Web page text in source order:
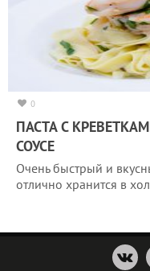
0
ПАСТА С
СОУСЕ
Очень быстрый и
отлично хранится в